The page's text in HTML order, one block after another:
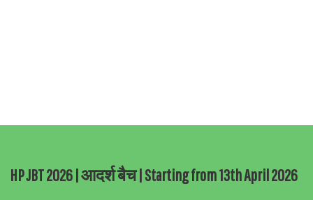
HP JBT 2026 | आदर्श बैच | Starting from 13th April 2026